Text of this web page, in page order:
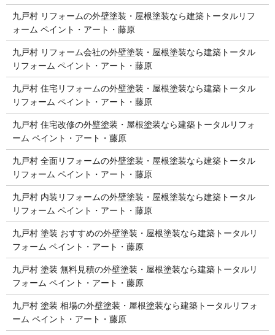
九戸村 リフォームの外壁塗装・屋根塗装なら建築トータルリフ
ォーム ペイント・アート・藤原
九戸村 リフォーム会社の外壁塗装・屋根塗装なら建築トータル
リフォーム ペイント・アート・藤原
九戸村 住宅リフォームの外壁塗装・屋根塗装なら建築トータル
リフォーム ペイント・アート・藤原
九戸村 住宅改修の外壁塗装・屋根塗装なら建築トータルリフォ
ーム ペイント・アート・藤原
九戸村 全面リフォームの外壁塗装・屋根塗装なら建築トータル
リフォーム ペイント・アート・藤原
九戸村 内装リフォームの外壁塗装・屋根塗装なら建築トータル
リフォーム ペイント・アート・藤原
九戸村 塗装 おすすめの外壁塗装・屋根塗装なら建築トータルリ
フォーム ペイント・アート・藤原
九戸村 塗装 無料見積の外壁塗装・屋根塗装なら建築トータルリ
フォーム ペイント・アート・藤原
九戸村 塗装 相場の外壁塗装・屋根塗装なら建築トータルリフォ
ーム ペイント・アート・藤原